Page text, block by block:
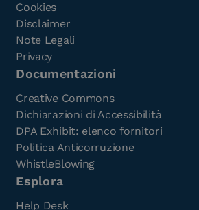
Cookies
Disclaimer
Note Legali
Privacy
Documentazioni
Creative Commons
Dichiarazioni di Accessibilità
DPA Exhibit: elenco fornitori
Politica Anticorruzione
WhistleBlowing
Esplora
Help Desk